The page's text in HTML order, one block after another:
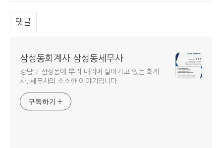
댓글
삼성동회계사 삼성동세무사
강남구 삼성동에 뿌리 내리며 살아가고 있는 회계
사, 세무사의 소소한 이야기입니다.
구독하기